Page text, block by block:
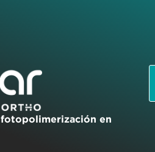
fotopolimerización en